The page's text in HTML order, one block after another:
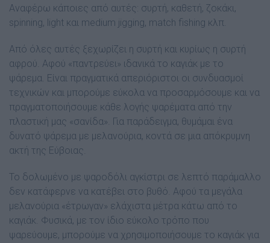
Αναφέρω κάποιες από αυτές: συρτή, καθετή, ζοκάκι,
spinning, light και medium jigging, match fishing κλπ.
Από όλες αυτές ξεχωρίζει η συρτή και κυρίως η συρτή
αφρού. Αφού «παντρεύει» ιδανικά το καγιάκ µε το
ψάρεµα. Είναι πραγµατικά απεριόριστοι οι συνδυασµοί
τεχνικών και µπορούµε εύκολα να προσαρµόσουµε και να
πραγµατοποιήσουµε κάθε λογής ψαρέµατα από την
πλαστική µας «σανίδα». Για παράδειγµα, θυµάµαι ένα
δυνατό ψάρεµα µε µελανούρια, κοντά σε µια απόκρυµνη
ακτή της Εύβοιας.
Το δολωµένο µε ψαροδόλι αγκίστρι σε λεπτό παράµαλλο
δεν κατάφερνε να κατέβει στο βυθό. Αφού τα µεγάλα
µελανούρια «έτρωγαν» ελάχιστα µέτρα κάτω από το
καγιάκ. Φυσικά, µε τον ίδιο εύκολο τρόπο που
ψαρεύουµε, µπορούµε να χρησιµοποιήσουµε το καγιάκ για